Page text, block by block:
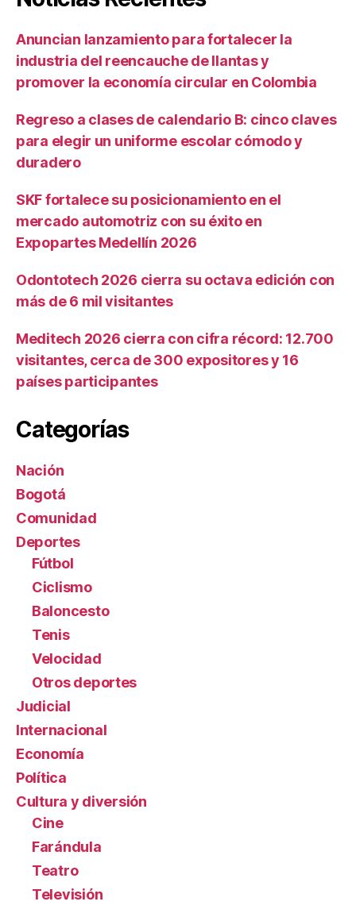
Anuncian lanzamiento para fortalecer la
industria del reencauche de llantas y
promover la economía circular en Colombia
Regreso a clases de calendario B: cinco claves
para elegir un uniforme escolar cómodo y
duradero
SKF fortalece su posicionamiento en el
mercado automotriz con su éxito en
Expopartes Medellín 2026
Odontotech 2026 cierra su octava edición con
más de 6 mil visitantes
Meditech 2026 cierra con cifra récord: 12.700
visitantes, cerca de 300 expositores y 16
países participantes
Categorías
Nación
Bogotá
Comunidad
Deportes
Fútbol
Ciclismo
Baloncesto
Tenis
Velocidad
Otros deportes
Judicial
Internacional
Economía
Política
Cultura y diversión
Cine
Farándula
Teatro
Televisión